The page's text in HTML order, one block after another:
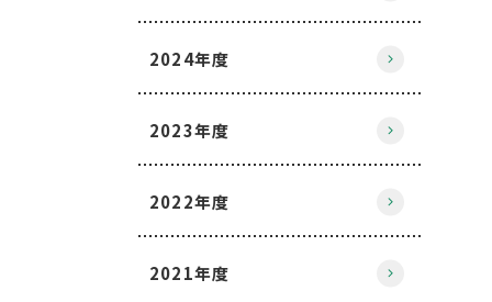
2024年度
2023年度
2022年度
2021年度